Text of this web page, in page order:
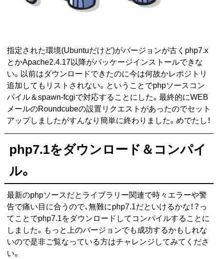
指定された環境(Ubuntuだけど)がバージョンが古くphp7.x
とかApache2.4.17以降がパッケージインストールできな
い。以前はダウンロードできたのに今は何故かレポジトリ
追加してもリストされない。ということでphpソースコン
パイル＆spawn-fcgiで対応することにした。最終的にWEB
メールのRoundcubeの設置リクエストがあったのでセット
アップしましたがすんなり簡単に終わりました。めでたし！
php7.1をダウンロード＆コンパイ
ル。
最新のphpソースだとライブラリー関連で時々エラーや警
告で痛い目に合うので、無難にphp7.1だといけるかな！？っ
てことでphp7.1をダウンロードしてコンパイルすることに
しました。もっと上のバージョンでも成功するかもしれな
いので是非ご覧なっている方はチャレンジしてみてくださ
い。